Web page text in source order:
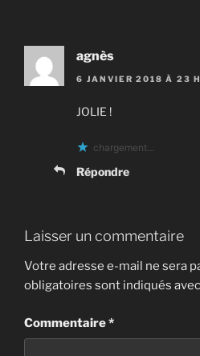
agnès
6 JANVIER 2018 À 23
JOLIE !
chargement…
Répondre
Laisser un commentaire
Votre adresse e-mail ne sera
obligatoires sont indiqués avec
Commentaire*